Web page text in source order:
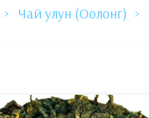
Чай улун (Оолонг)